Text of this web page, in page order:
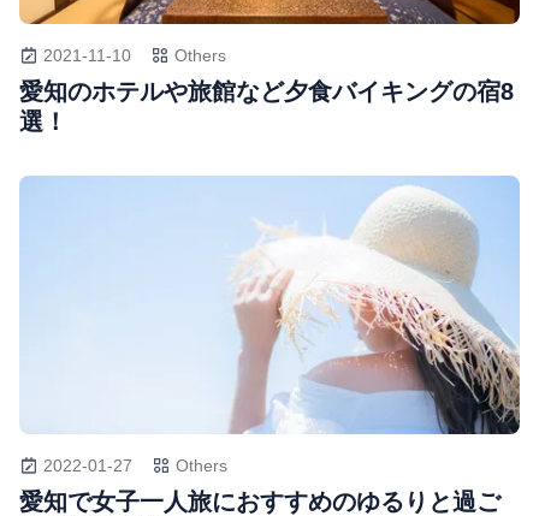
2021-11-10 Others
愛知のホテルや旅館など夕食バイキングの宿8
選！
2022-01-27 Others
愛知で女子一人旅におすすめのゆるりと過ご